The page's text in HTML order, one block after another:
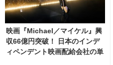
映画『Michael／マイケル』興
収66億円突破！ 日本のインデ
ィペンデント映画配給会社の単